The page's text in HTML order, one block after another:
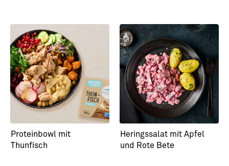
Proteinbowl mit
Thunfisch
Heringssalat mit Apfel
und Rote Bete